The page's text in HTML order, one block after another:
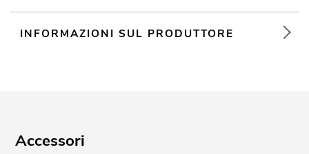
INFORMAZIONI SUL PRODUTTORE
Accessori